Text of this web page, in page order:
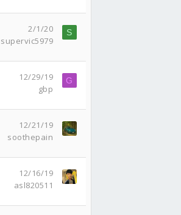
2/1/20
supervic5979
S
12/29/19
gbp
G
12/21/19
soothepain
12/16/19
asl820511